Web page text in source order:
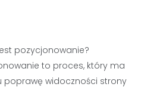
pozycjonowanie?
to proces, który ma
poprawę widoczności strony